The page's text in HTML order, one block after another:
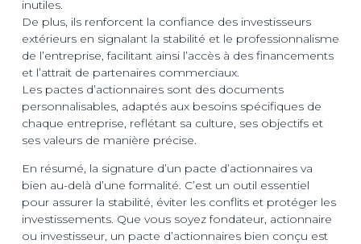
inutiles.
De plus, ils renforcent la confiance des investisseurs
extérieurs en signalant la stabilité et le professionnalisme
de l’entreprise, facilitant ainsi l’accès à des financements
et l’attrait de partenaires commerciaux.
Les pactes d’actionnaires sont des documents
personnalisables, adaptés aux besoins spécifiques de
chaque entreprise, reflétant sa culture, ses objectifs et
ses valeurs de manière précise.
En résumé, la signature d’un pacte d’actionnaires va
bien au-delà d’une formalité. C’est un outil essentiel
pour assurer la stabilité, éviter les conflits et protéger les
investissements. Que vous soyez fondateur, actionnaire
ou investisseur, un pacte d’actionnaires bien conçu est